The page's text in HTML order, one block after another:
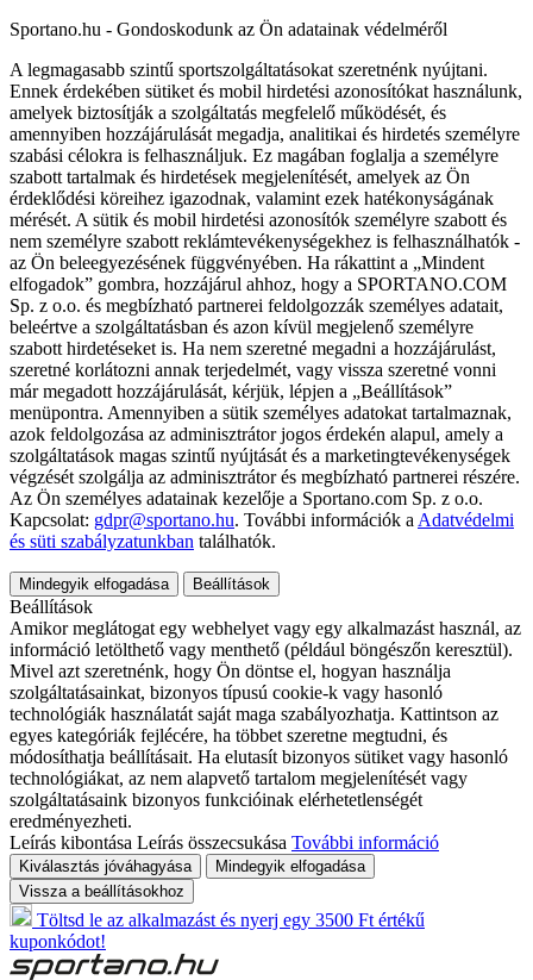
Sportano.hu - Gondoskodunk az Ön adatainak védelméről
A legmagasabb szintű sportszolgáltatásokat szeretnénk nyújtani.
Ennek érdekében sütiket és mobil hirdetési azonosítókat használunk,
amelyek biztosítják a szolgáltatás megfelelő működését, és
amennyiben hozzájárulását megadja, analitikai és hirdetés személyre
szabási célokra is felhasználjuk. Ez magában foglalja a személyre
szabott tartalmak és hirdetések megjelenítését, amelyek az Ön
érdeklődési köreihez igazodnak, valamint ezek hatékonyságának
mérését. A sütik és mobil hirdetési azonosítók személyre szabott és
nem személyre szabott reklámtevékenységekhez is felhasználhatók -
az Ön beleegyezésének függvényében. Ha rákattint a „Mindent
elfogadok” gombra, hozzájárul ahhoz, hogy a SPORTANO.COM
Sp. z o.o. és megbízható partnerei feldolgozzák személyes adatait,
beleértve a szolgáltatásban és azon kívül megjelenő személyre
szabott hirdetéseket is. Ha nem szeretné megadni a hozzájárulást,
szeretné korlátozni annak terjedelmét, vagy vissza szeretné vonni
már megadott hozzájárulását, kérjük, lépjen a „Beállítások”
menüpontra. Amennyiben a sütik személyes adatokat tartalmaznak,
azok feldolgozása az adminisztrátor jogos érdekén alapul, amely a
szolgáltatások magas szintű nyújtását és a marketingtevékenységek
végzését szolgálja az adminisztrátor és megbízható partnerei részére.
Az Ön személyes adatainak kezelője a Sportano.com Sp. z o.o.
Kapcsolat: gdpr@sportano.hu. További információk a Adatvédelmi
és süti szabályzatunkban találhatók.
Mindegyik elfogadása Beállítások
Beállítások
Amikor meglátogat egy webhelyet vagy egy alkalmazást használ, az
információ letölthető vagy menthető (például böngészőn keresztül).
Mivel azt szeretnénk, hogy Ön döntse el, hogyan használja
szolgáltatásainkat, bizonyos típusú cookie-k vagy hasonló
technológiák használatát saját maga szabályozhatja. Kattintson az
egyes kategóriák fejlécére, ha többet szeretne megtudni, és
módosíthatja beállításait. Ha elutasít bizonyos sütiket vagy hasonló
technológiákat, az nem alapvető tartalom megjelenítését vagy
szolgáltatásaink bizonyos funkcióinak elérhetetlenségét
eredményezheti.
Leírás kibontása Leírás összecsukása További információ
Kiválasztás jóváhagyása
Mindegyik elfogadása
Vissza a beállításokhoz
Töltsd le az alkalmazást és nyerj egy 3500 Ft értékű
kuponkódot!